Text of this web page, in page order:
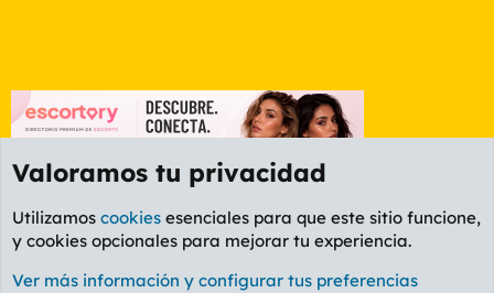
Foro General
Valoramos tu privacidad
Utilizamos cookies esenciales para que este sitio funcione,
y cookies opcionales para mejorar tu experiencia.
Ver más información y configurar tus preferencias